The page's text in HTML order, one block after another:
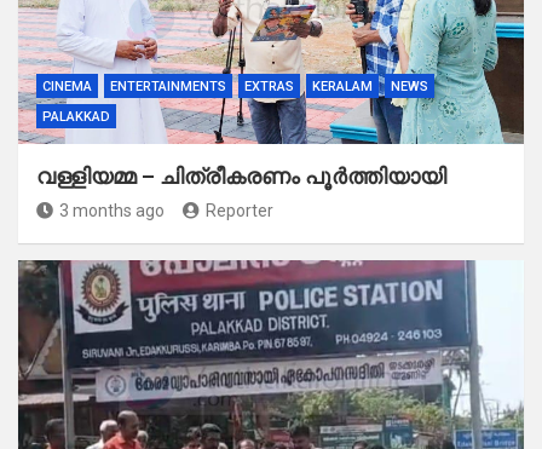
CINEMA ENTERTAINMENTS EXTRAS KERALAM
NEWS
PALAKKAD
വള്ളിയമ്മ – ചിത്രീകരണം പൂർത്തിയായി
3 months ago Reporter